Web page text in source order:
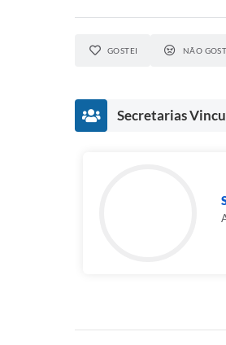
GOSTEI NÃO
Secretarias